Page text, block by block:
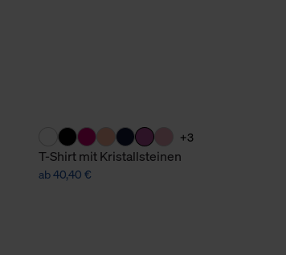
+3
T-Shirt mit Kristallsteinen
ab 40,40 €